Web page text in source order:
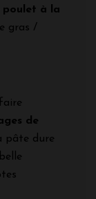
poulet à la
gras /
de
pâte dure